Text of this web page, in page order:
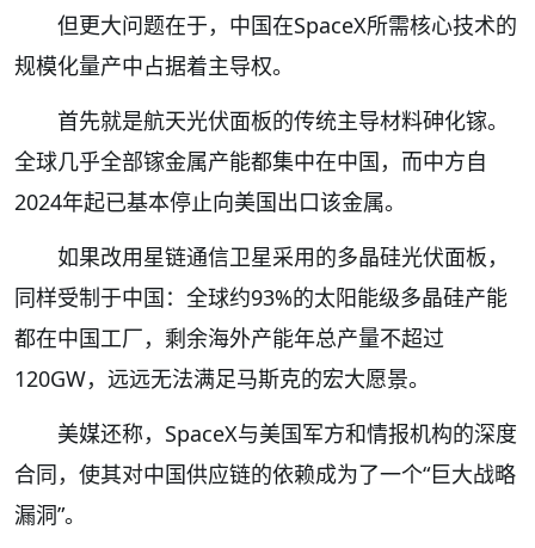
但更大问题在于，中国在SpaceX所需核心技术的
规模化量产中占据着主导权。
首先就是航天光伏面板的传统主导材料砷化镓。
全球几乎全部镓金属产能都集中在中国，而中方自
2024年起已基本停止向美国出口该金属。
如果改用星链通信卫星采用的多晶硅光伏面板，
同样受制于中国：全球约93%的太阳能级多晶硅产能
都在中国工厂，剩余海外产能年总产量不超过
120GW，远远无法满足马斯克的宏大愿景。
美媒还称，SpaceX与美国军方和情报机构的深度
合同，使其对中国供应链的依赖成为了一个“巨大战略
漏洞”。